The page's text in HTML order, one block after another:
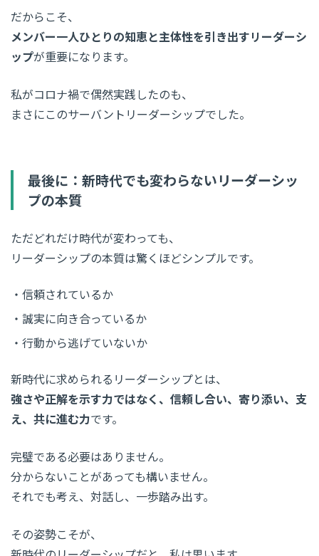
だからこそ、
メンバー一人ひとりの知恵と主体性を引き出すリーダーシ
ップが重要になります。
私がコロナ禍で偶然実践したのも、
まさにこのサーバントリーダーシップでした。
最後に：新時代でも変わらないリーダーシッ
プの本質
ただどれだけ時代が変わっても、
リーダーシップの本質は驚くほどシンプルです。
信頼されているか
誠実に向き合っているか
行動から逃げていないか
新時代に求められるリーダーシップとは、
強さや正解を示す力ではなく、信頼し合い、寄り添い、支
え、共に進む力です。
完璧である必要はありません。
分からないことがあっても構いません。
それでも考え、対話し、一歩踏み出す。
その姿勢こそが、